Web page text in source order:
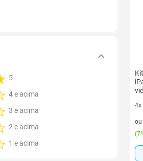
5
4 e acima
3 e acima
2 e acima
1 e acima
4x
4
ou
(